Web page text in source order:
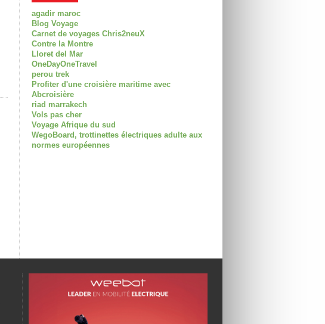
agadir maroc
Blog Voyage
Carnet de voyages Chris2neuX
Contre la Montre
Lloret del Mar
OneDayOneTravel
perou trek
Profiter d'une croisière maritime avec
Abcroisière
riad marrakech
Vols pas cher
Voyage Afrique du sud
WegoBoard, trottinettes électriques adulte aux
normes européennes